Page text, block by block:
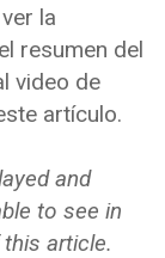
la
resumen del
video de
artículo.
and
to see in
article.